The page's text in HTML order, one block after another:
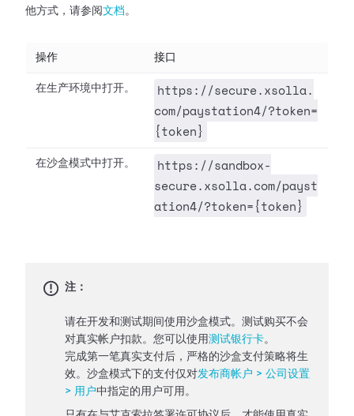
他方式，请参阅 文档。
操作 接口
在生产环境中打开。
https://secure.xsolla.
com/paystation4/?token=
{token}
在沙盒模式中打开。
https://sandbox-
secure.xsolla.com/payst
ation4/?token={token}
注：
请在开发和测试期间使用沙盒模式。测试购买不会
对真实帐户扣款。您可以使用测试银行卡。
完成第一笔真实支付后，严格的沙盒支付策略将生
效。沙盒模式下的支付仅对发布商帐户 > 公司设置
> 用户中指定的用户可用。